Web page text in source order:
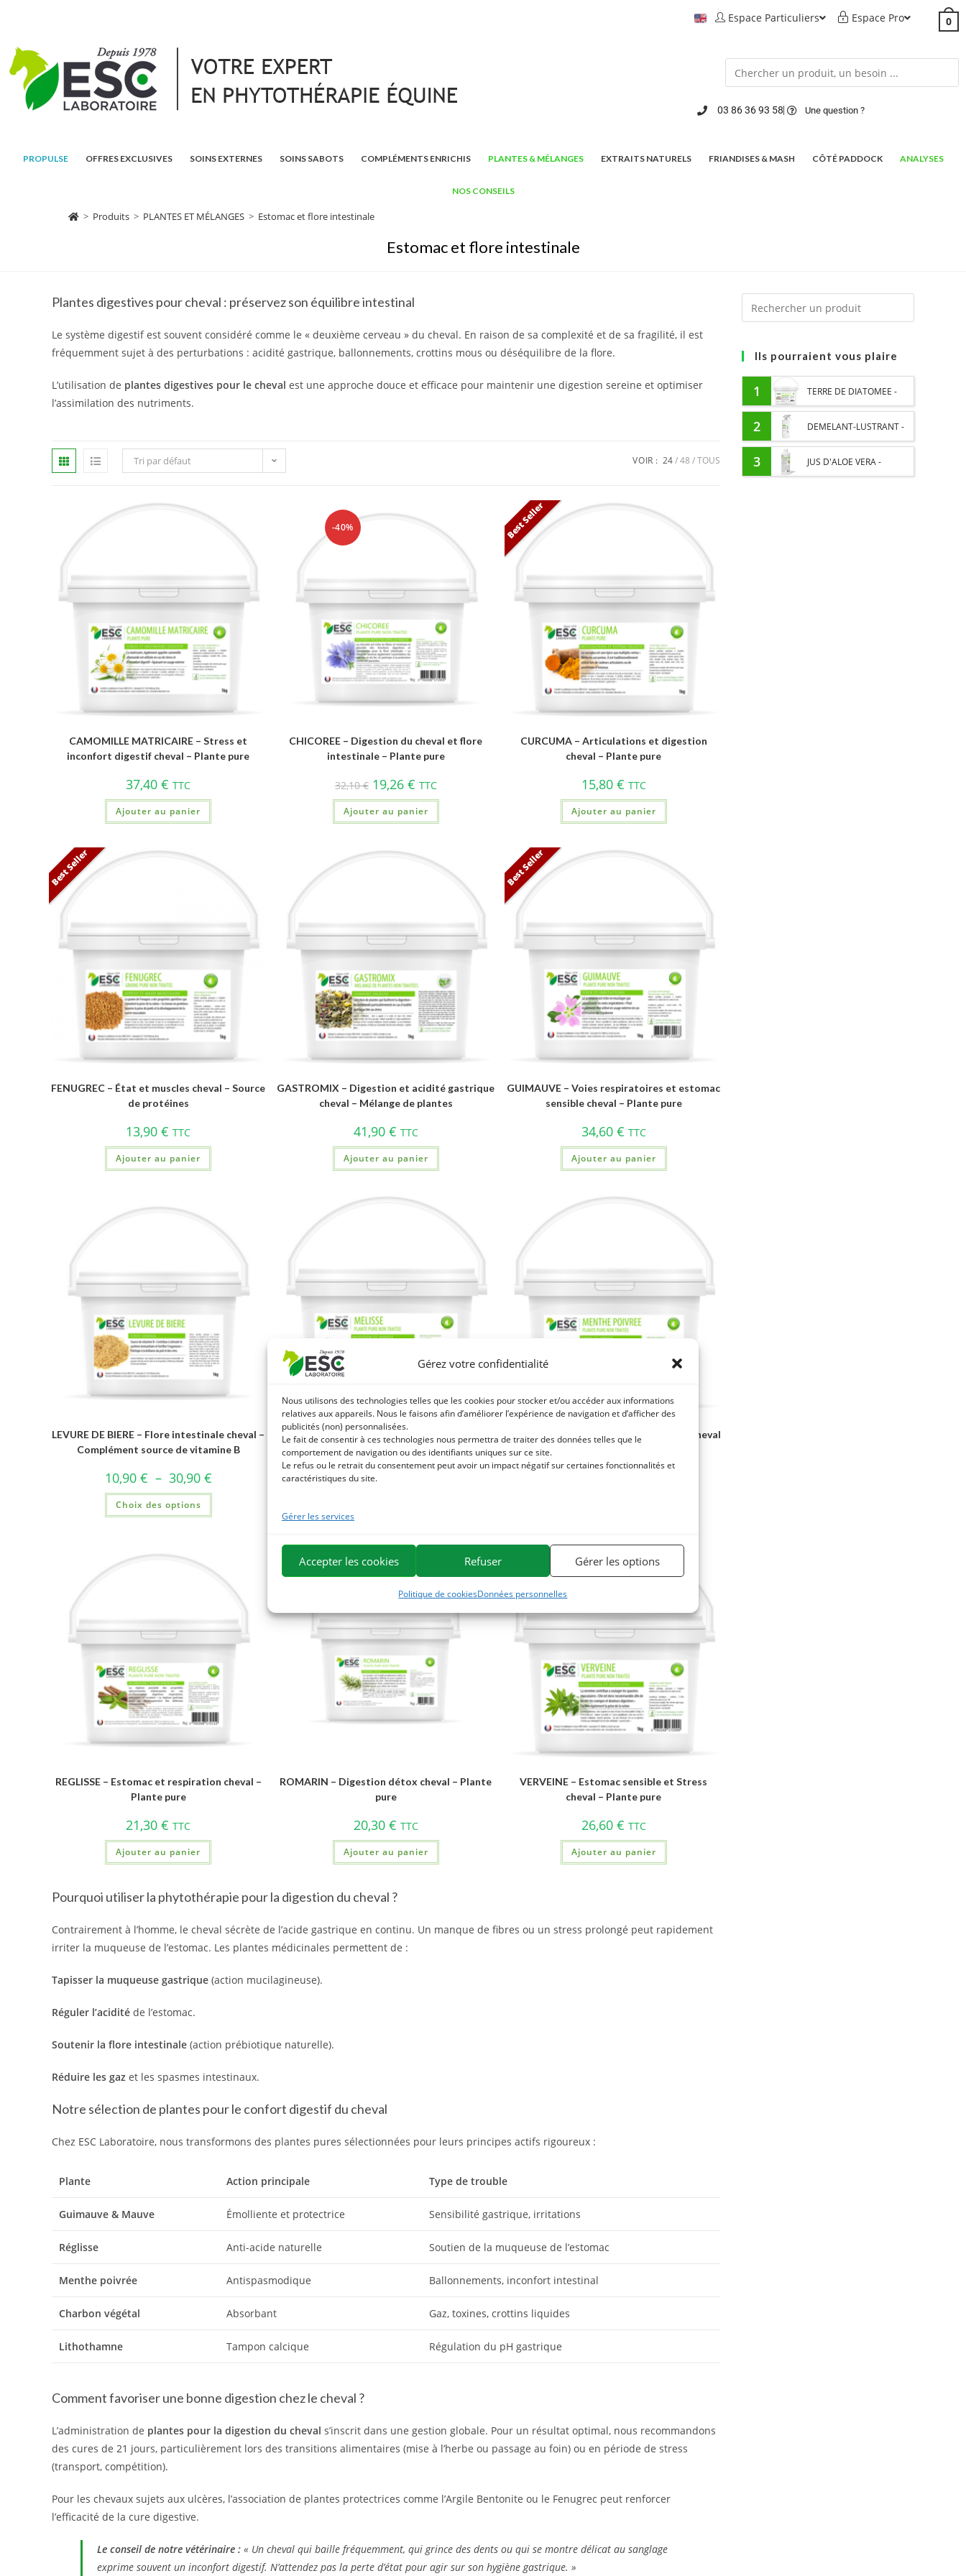
Gérez votre confidentialité
Nous utilisons des technologies telles que les cookies pour stocker et/ou accéder aux informations
relatives aux appareils. Nous le faisons afin d’améliorer l’expérience de navigation et d’afficher des
publicités (non) personnalisées.
Le fait de consentir à ces technologies nous permettra de traiter des données telles que le
comportement de navigation ou des identifiants uniques sur ce site.
Le refus ou le retrait du consentement peut avoir un impact négatif sur certaines fonctionnalités et
caractéristiques du site.
Gérer les services
Accepter les cookies Refuser Gérer les options
Politique de cookiesDonnées personnelles
Espace Particuliers Espace Pro 0
03 86 36 93 58 Une question ?
PROPULSE OFFRES EXCLUSIVES SOINS EXTERNES SOINS SABOTS COMPLÉMENTS ENRICHIS PLANTES & MÉLANGES EXTRAITS NATURELS FRIANDISES & MASH CÔTÉ PADDOCK ANALYSES
NOS CONSEILS
> Produits > PLANTES ET MÉLANGES > Estomac et flore intestinale
Estomac et flore intestinale
Plantes digestives pour cheval : préservez son équilibre intestinal
Le système digestif est souvent considéré comme le « deuxième cerveau » du cheval. En raison de sa complexité et de sa fragilité, il est
fréquemment sujet à des perturbations : acidité gastrique, ballonnements, crottins mous ou déséquilibre de la flore.
L’utilisation de plantes digestives pour le cheval est une approche douce et efficace pour maintenir une digestion sereine et optimiser
l’assimilation des nutriments.
Tri par défaut VOIR : 24 48 TOUS
CAMOMILLE MATRICAIRE – Stress et
inconfort digestif cheval – Plante pure
37,40€ TTC
Ajouter au panier
-40%
CHICOREE – Digestion du cheval et flore
intestinale – Plante pure
32,10€ 19,26 € TTC
Ajouter au panier
Best Seller
CURCUMA – Articulations et digestion
cheval – Plante pure
15,80 € TTC
Ajouter au panier
Best Seller
FENUGREC – État et muscles cheval – Source
de protéines
13,90€ TTC
Ajouter au panier
GASTROMIX – Digestion et acidité gastrique
cheval – Mélange de plantes
41,90 € TTC
Ajouter au panier
Best Seller
GUIMAUVE – Voies respiratoires et estomac
sensible cheval – Plante pure
34,60 € TTC
Ajouter au panier
LEVURE DE BIERE – Flore intestinale cheval –
Complément source de vitamine B
10,90 € – 30,90 €
Choix des options
MELISSE – Estomac sensible et acidité
gastrique cheval – Plante pure
27,80
MENTHE POIVREE – Estomac sensible cheval
REGLISSE – Estomac et respiration cheval –
Plante pure
21,30€ TTC
Ajouter au panier
ROMARIN – Digestion détox cheval – Plante
pure
20,30 € TTC
Ajouter au panier
VERVEINE – Estomac sensible et Stress
cheval – Plante pure
26,60 € TTC
Ajouter au panier
Pourquoi utiliser la phytothérapie pour la digestion du cheval ?
Contrairement à l’homme, le cheval sécrète de l’acide gastrique en continu. Un manque de fibres ou un stress prolongé peut rapidement
irriter la muqueuse de l’estomac. Les plantes médicinales permettent de :
Tapisser la muqueuse gastrique (action mucilagineuse).
Réguler l’acidité de l’estomac.
Soutenir la flore intestinale (action prébiotique naturelle).
Réduire les gaz et les spasmes intestinaux.
Notre sélection de plantes pour le confort digestif du cheval
Chez ESC Laboratoire, nous transformons des plantes pures sélectionnées pour leurs principes actifs rigoureux :
Plante Action principale Type de trouble
Guimauve & Mauve Émolliente et protectrice Sensibilité gastrique, irritations
Réglisse Anti-acide naturelle Soutien de la muqueuse de l’estomac
Menthe poivrée Antispasmodique Ballonnements, inconfort intestinal
Charbon végétal Absorbant Gaz, toxines, crottins liquides
Lithothamne Tampon calcique Régulation du pH gastrique
Comment favoriser une bonne digestion chez le cheval ?
L’administration de plantes pour la digestion du cheval s’inscrit dans une gestion globale. Pour un résultat optimal, nous recommandons
des cures de 21 jours, particulièrement lors des transitions alimentaires (mise à l’herbe ou passage au foin) ou en période de stress
(transport, compétition).
Pour les chevaux sujets aux ulcères, l’association de plantes protectrices comme l’Argile Bentonite ou le Fenugrec peut renforcer
l’efficacité de la cure digestive.
Le conseil de notre vétérinaire : « Un cheval qui baille fréquemment, qui grince des dents ou qui se montre délicat au sanglage
exprime souvent un inconfort digestif. N’attendez pas la perte d’état pour agir sur son hygiène gastrique. »
Ils pourraient vous plaire
1 TERRE DE DIATOMEE -
PARASITES EXTERNES
CHEVAL
2 DEMELANT-LUSTRANT -
SOIN ROBE ET CRINIÈRE
3 JUS D'ALOE VERA -